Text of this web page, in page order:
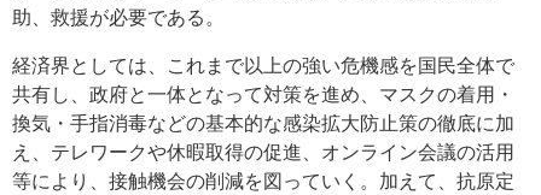
助、救援が必要である。
経済界としては、これまで以上の強い危機感を国民全体で
共有し、政府と一体となって対策を進め、マスクの着用・
換気・手指消毒などの基本的な感染拡大防止策の徹底に加
え、テレワークや休暇取得の促進、オンライン会議の活用
等により、接触機会の削減を図っていく。加えて、抗原定